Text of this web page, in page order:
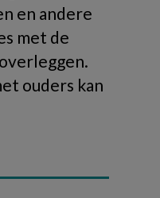
en andere
met de
ouders kan